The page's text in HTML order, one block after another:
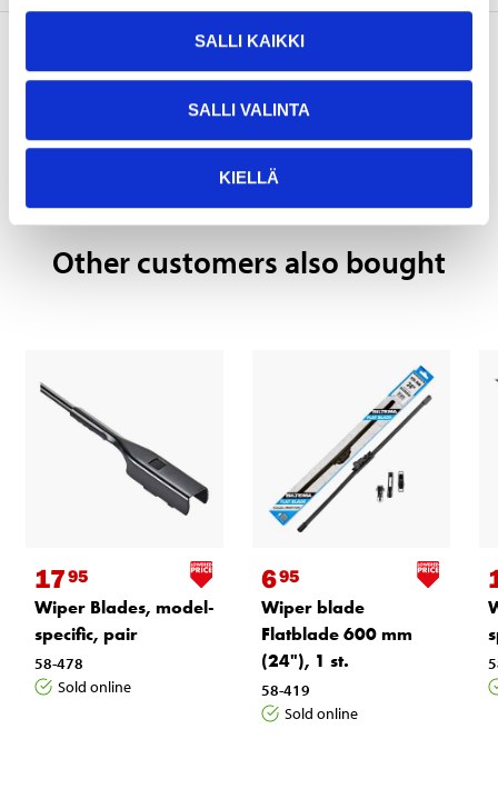
SALLI KAIKKI
SALLI VALINTA
KIELLÄ
Pay & Collect
READ MORE
Other customers also bought
1795
Wiper Blades, model-
specific, pair
58-478
Sold online
695
Wiper blade
Flatblade 600 mm
(24"), 1 st.
58-419
Sold online